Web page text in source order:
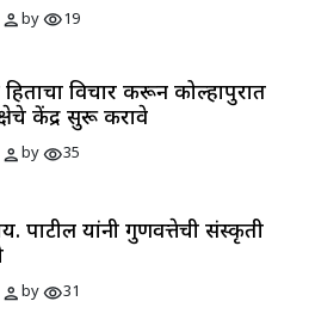
personbyvisibility19
हिताचा विचार करून कोल्हापुरात
केंद्र सुरू करावे
personbyvisibility35
पाटील यांनी गुणवत्तेची संस्कृती
personbyvisibility31